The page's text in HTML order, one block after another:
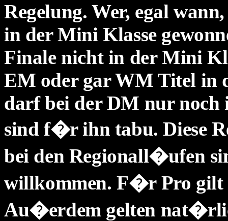
Regelung. Wer, egal
in der Mini Klasse
Finale nicht in der Mini
EM oder gar WM Titel in
darf bei der DM nur
sind f�r ihn tabu. Diese
bei den Regionall�ufen
willkommen. F�r Pro gilt
Au�erdem gelten